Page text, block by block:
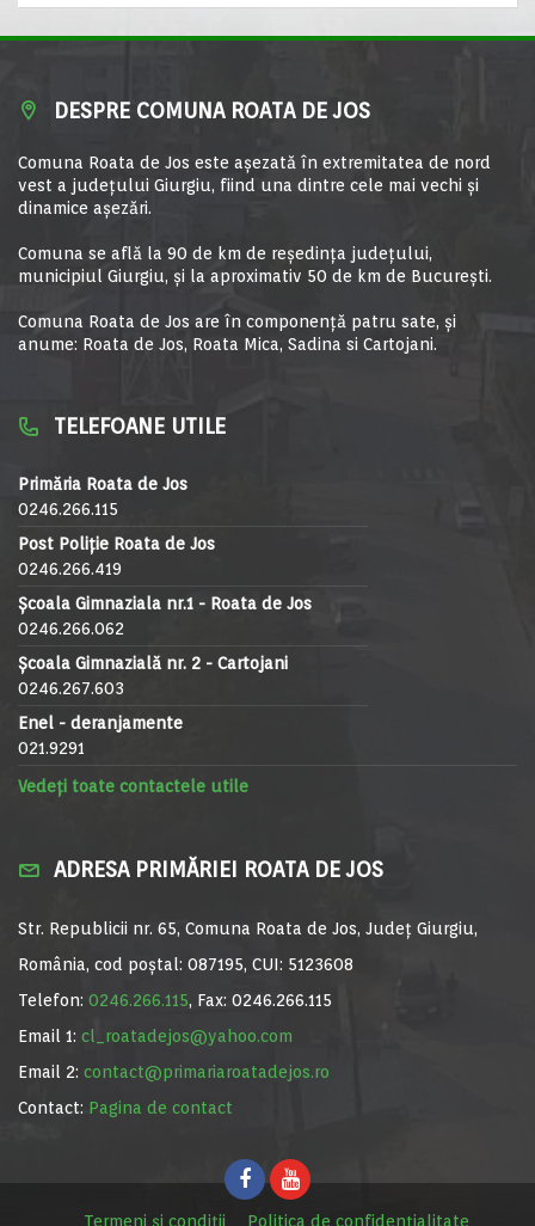
DESPRE COMUNA ROATA DE JOS
Comuna Roata de Jos este aşezată în extremitatea de nord
vest a judeţului Giurgiu, fiind una dintre cele mai vechi şi
dinamice aşezări.
Comuna se află la 90 de km de reşedinţa judeţului,
municipiul Giurgiu, şi la aproximativ 50 de km de Bucureşti.
Comuna Roata de Jos are în componență patru sate, și
anume: Roata de Jos, Roata Mica, Sadina si Cartojani.
TELEFOANE UTILE
Primăria Roata de Jos
0246.266.115
Post Poliție Roata de Jos
0246.266.419
Școala Gimnaziala nr.1 - Roata de Jos
0246.266.062
Școala Gimnazială nr. 2 - Cartojani
0246.267.603
Enel - deranjamente
021.9291
Vedeți toate contactele utile
ADRESA PRIMĂRIEI ROATA DE JOS
Str. Republicii nr. 65, Comuna Roata de Jos, Județ Giurgiu,
România, cod poștal: 087195, CUI: 5123608
Telefon: 0246.266.115, Fax: 0246.266.115
Email 1: cl_roatadejos@yahoo.com
Email 2: contact@primariaroatadejos.ro
Contact: Pagina de contact
Termeni și condiții Politica de confidențialitate